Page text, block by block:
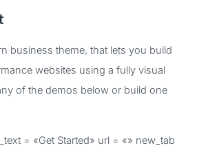
business theme, that lets you build
websites using a fully visual
of the demos below or build one
= «Get Started» url = «» new_tab